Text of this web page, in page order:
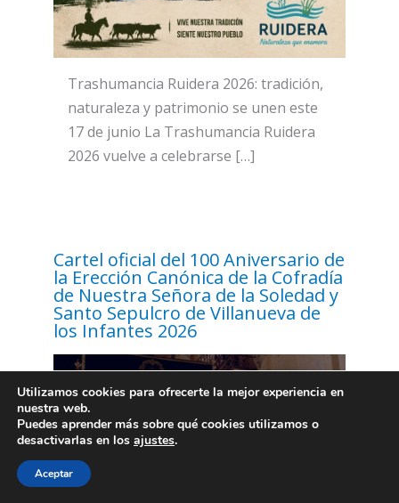
Trashumancia Ruidera 2026: tradición,
naturaleza y patrimonio se unen este
17 de junio La Trashumancia Ruidera
2026 vuelve a celebrarse […]
Cartel oficial del 100 Aniversario de
la Erección Canónica de la Cofradía
de Nuestra Señora de la Soledad y
Santo Sepulcro de Villanueva de
los Infantes 2026
Utilizamos cookies para ofrecerte la mejor experiencia en
nuestra web.
Puedes aprender más sobre qué cookies utilizamos o
desactivarlas en los ajustes.
Aceptar